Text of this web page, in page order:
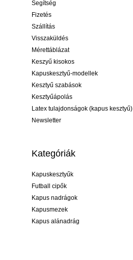
Segítség
Fizetés
Szállítás
Visszaküldés
Mérettáblázat
Keszyű kisokos
Kapuskesztyű-modellek
Kesztyű szabások
Kesztyűápolás
Latex tulajdonságok (kapus kesztyű)
Newsletter
Kategóriák
Kapuskesztyűk
Futball cipők
Kapus nadrágok
Kapusmezek
Kapus alánadrág